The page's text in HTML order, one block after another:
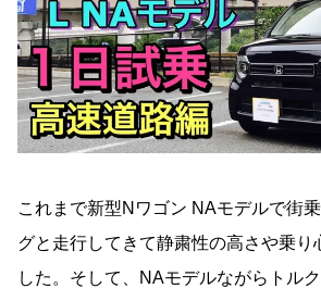
これまで新型Nワゴン NAモデルで街
グと走行してきて静粛性の高さや乗り
した。そして、NAモデルながらトル